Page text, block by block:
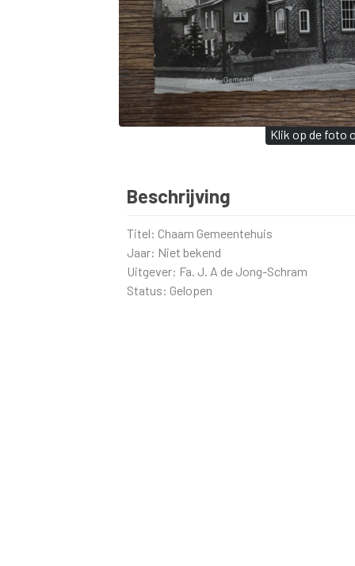
Klik op de foto
Beschrijving
Titel: Chaam Gemeentehuis
Jaar: Niet bekend
Uitgever: Fa. J. A de Jong-Schram
Status: Gelopen